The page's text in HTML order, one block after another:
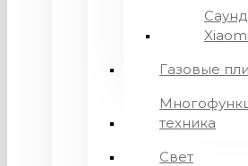
Xiaomi
Газовые
техника
Свет